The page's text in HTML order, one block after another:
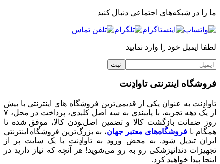
ما را در شبکه‌های اجتماعی دنبال کنید
لطفا ایمیل خود را وارد نمایید
فروشگاه اینترنتی تاوادِنت
تاوادِنت به عنوان یکی از قدیمی‌ترین فروشگاه های اینترنتی با بیش
از یک دهه تجربه، با پایبندی به سه اصل کلیدی، پرداخت در محل، ۷
روز ضمانت بازگشت کالا و تضمین اصل‌بودن کالا، موفق شده تا
همگام با فروشگاه‌های معتبر جهان، به بزرگ‌ترین فروشگاه اینترنتی
ایران تبدیل شود. به محض ورود به تاوادِنت با یک سایت پر از
تجهیزات دندانپزشکی رو به رو می‌شوید! هر آنچه که نیاز دارید در
اینجا پیدا خواهید کرد.